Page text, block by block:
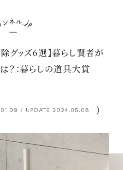
グッズ6選】暮らし賢者が
？：暮らしの道具大賞
/ UPDATE 2024.05.08